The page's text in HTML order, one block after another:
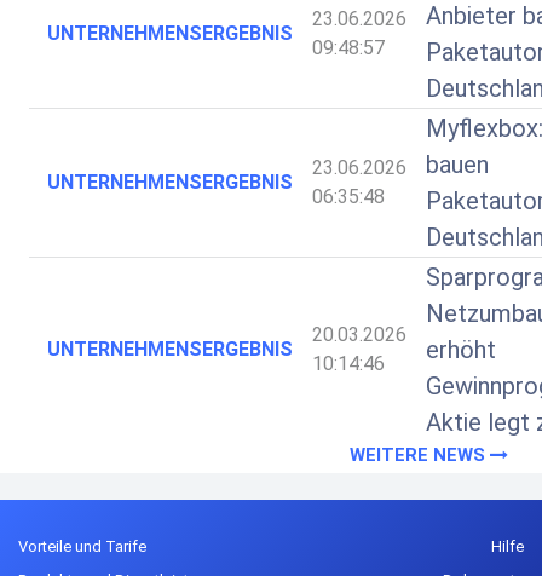
UNTERNEHMENSERGEBNIS
23.06.2026
09:48:57
Anbieter
UNTERNEHMENSERGEBNIS
23.06.2026
06:35:48
bauen
UNTERNEHMENSERGEBNIS
20.03.2026
10:14:46
erhöht
Aktie legt
WEITERE NEWS
Vorteile und Tarife
Hilfe